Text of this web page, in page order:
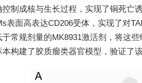
制成核与生长过程，实现了铜死亡
表面高表达CD206受体，实现了对
常规剂量的MK8931激活剂，将这
构建了胶质瘤类器官模型，验证了